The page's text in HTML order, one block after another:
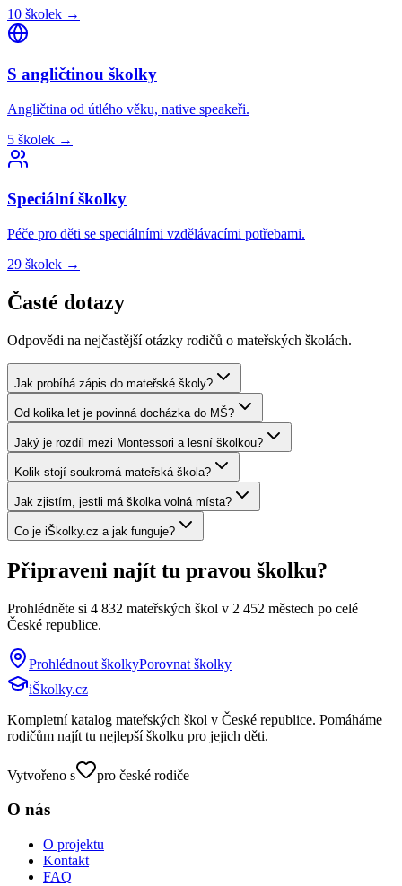
10 školek →
S angličtinou školky
Angličtina od útlého věku, native speakeři.
5 školek →
Speciálníškolky
Péče pro děti se speciálními vzdělávacími potřebami.
29 školek →
Časté dotazy
Odpovědi na nejčastější otázky rodičů o mateřských školách.
Jak probíhá zápis do mateřské školy?
Od kolika let je povinná docházka do MŠ?
Jaký je rozdíl mezi Montessori a lesní školkou?
Kolik stojí soukromá mateřská škola?
Jak zjistím, jestli má školka volná místa?
Co je iŠkolky.cz a jak funguje?
Připraveni najít tu pravou školku?
Prohlédněte si 4 832 mateřských škol v 2 452 městech po celé
České republice.
Prohlédnout školkyPorovnat školky
iŠkolky.cz
Kompletní katalog mateřských škol v České republice. Pomáháme
rodičům najít tu nejlepší školku pro jejich děti.
Vytvořeno s pro české rodiče
O nás
O projektu
Kontakt
FAQ